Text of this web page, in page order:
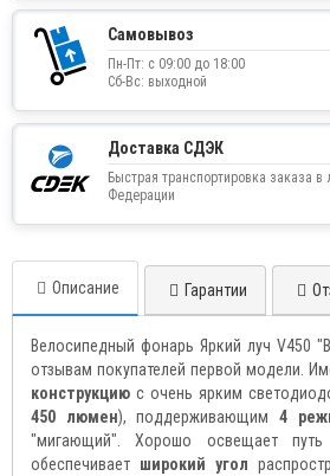
Самовывоз
Пн-Пт: с 09:00 до 18:00
Сб-Вс: выходной
Доставка СДЭК
Быстрая транспортировка заказа
Федерации
Описание Гарантии
Велосипедный фонарь Яркий луч V450
отзывам покупателей первой модели.
конструкцию с очень ярким
450 люмен), поддерживающим4
"мигающий". Хорошо освещает
обеспечивает широкий угол